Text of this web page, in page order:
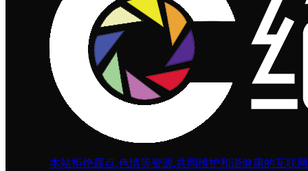
本站拒绝露点,色情等资源,共同维护和谐健康的互联